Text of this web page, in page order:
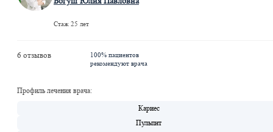
Стаж 25 лет
6 отзывов
100% пациентов
рекомендуют врача
Профиль лечения врача:
Кариес
Пульпит